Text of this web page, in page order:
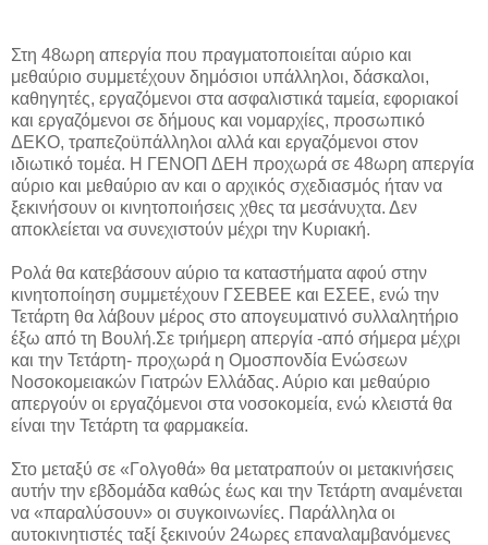
Στη 48ωρη απεργία που πραγματοποιείται αύριο και
μεθαύριο συμμετέχουν δημόσιοι υπάλληλοι, δάσκαλοι,
καθηγητές, εργαζόμενοι στα ασφαλιστικά ταμεία, εφοριακοί
και εργαζόμενοι σε δήμους και νομαρχίες, προσωπικό
ΔΕΚΟ, τραπεζοϋπάλληλοι αλλά και εργαζόμενοι στον
ιδιωτικό τομέα. Η ΓΕΝΟΠ ΔΕΗ προχωρά σε 48ωρη απεργία
αύριο και μεθαύριο αν και ο αρχικός σχεδιασμός ήταν να
ξεκινήσουν οι κινητοποιήσεις χθες τα μεσάνυχτα. Δεν
αποκλείεται να συνεχιστούν μέχρι την Κυριακή.
Ρολά θα κατεβάσουν αύριο τα καταστήματα αφού στην
κινητοποίηση συμμετέχουν ΓΣΕΒΕΕ και ΕΣΕΕ, ενώ την
Τετάρτη θα λάβουν μέρος στο απογευματινό συλλαλητήριο
έξω από τη Βουλή.Σε τριήμερη απεργία -από σήμερα μέχρι
και την Τετάρτη- προχωρά η Ομοσπονδία Ενώσεων
Νοσοκομειακών Γιατρών Ελλάδας. Αύριο και μεθαύριο
απεργούν οι εργαζόμενοι στα νοσοκομεία, ενώ κλειστά θα
είναι την Τετάρτη τα φαρμακεία.
Στο μεταξύ σε «Γολγοθά» θα μετατραπούν οι μετακινήσεις
αυτήν την εβδομάδα καθώς έως και την Τετάρτη αναμένεται
να «παραλύσουν» οι συγκοινωνίες. Παράλληλα οι
αυτοκινητιστές ταξί ξεκινούν 24ωρες επαναλαμβανόμενες